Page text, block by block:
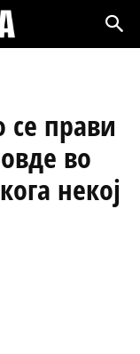
се прави
во
некој